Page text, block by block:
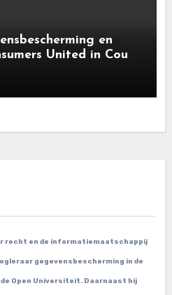
en
United in Court
A’dam 6 maart
recht en de informatiemaatschappij
gegevensbescherming in de
Open Universiteit. Daarnaast hij